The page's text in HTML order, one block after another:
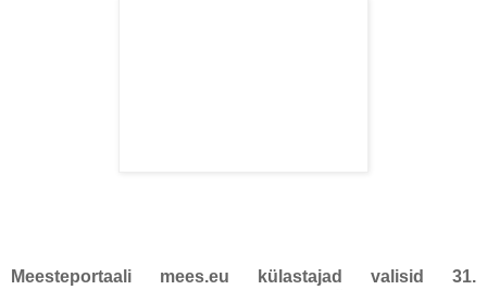
Meesteportaali mees.eu külastajad valisid 31.